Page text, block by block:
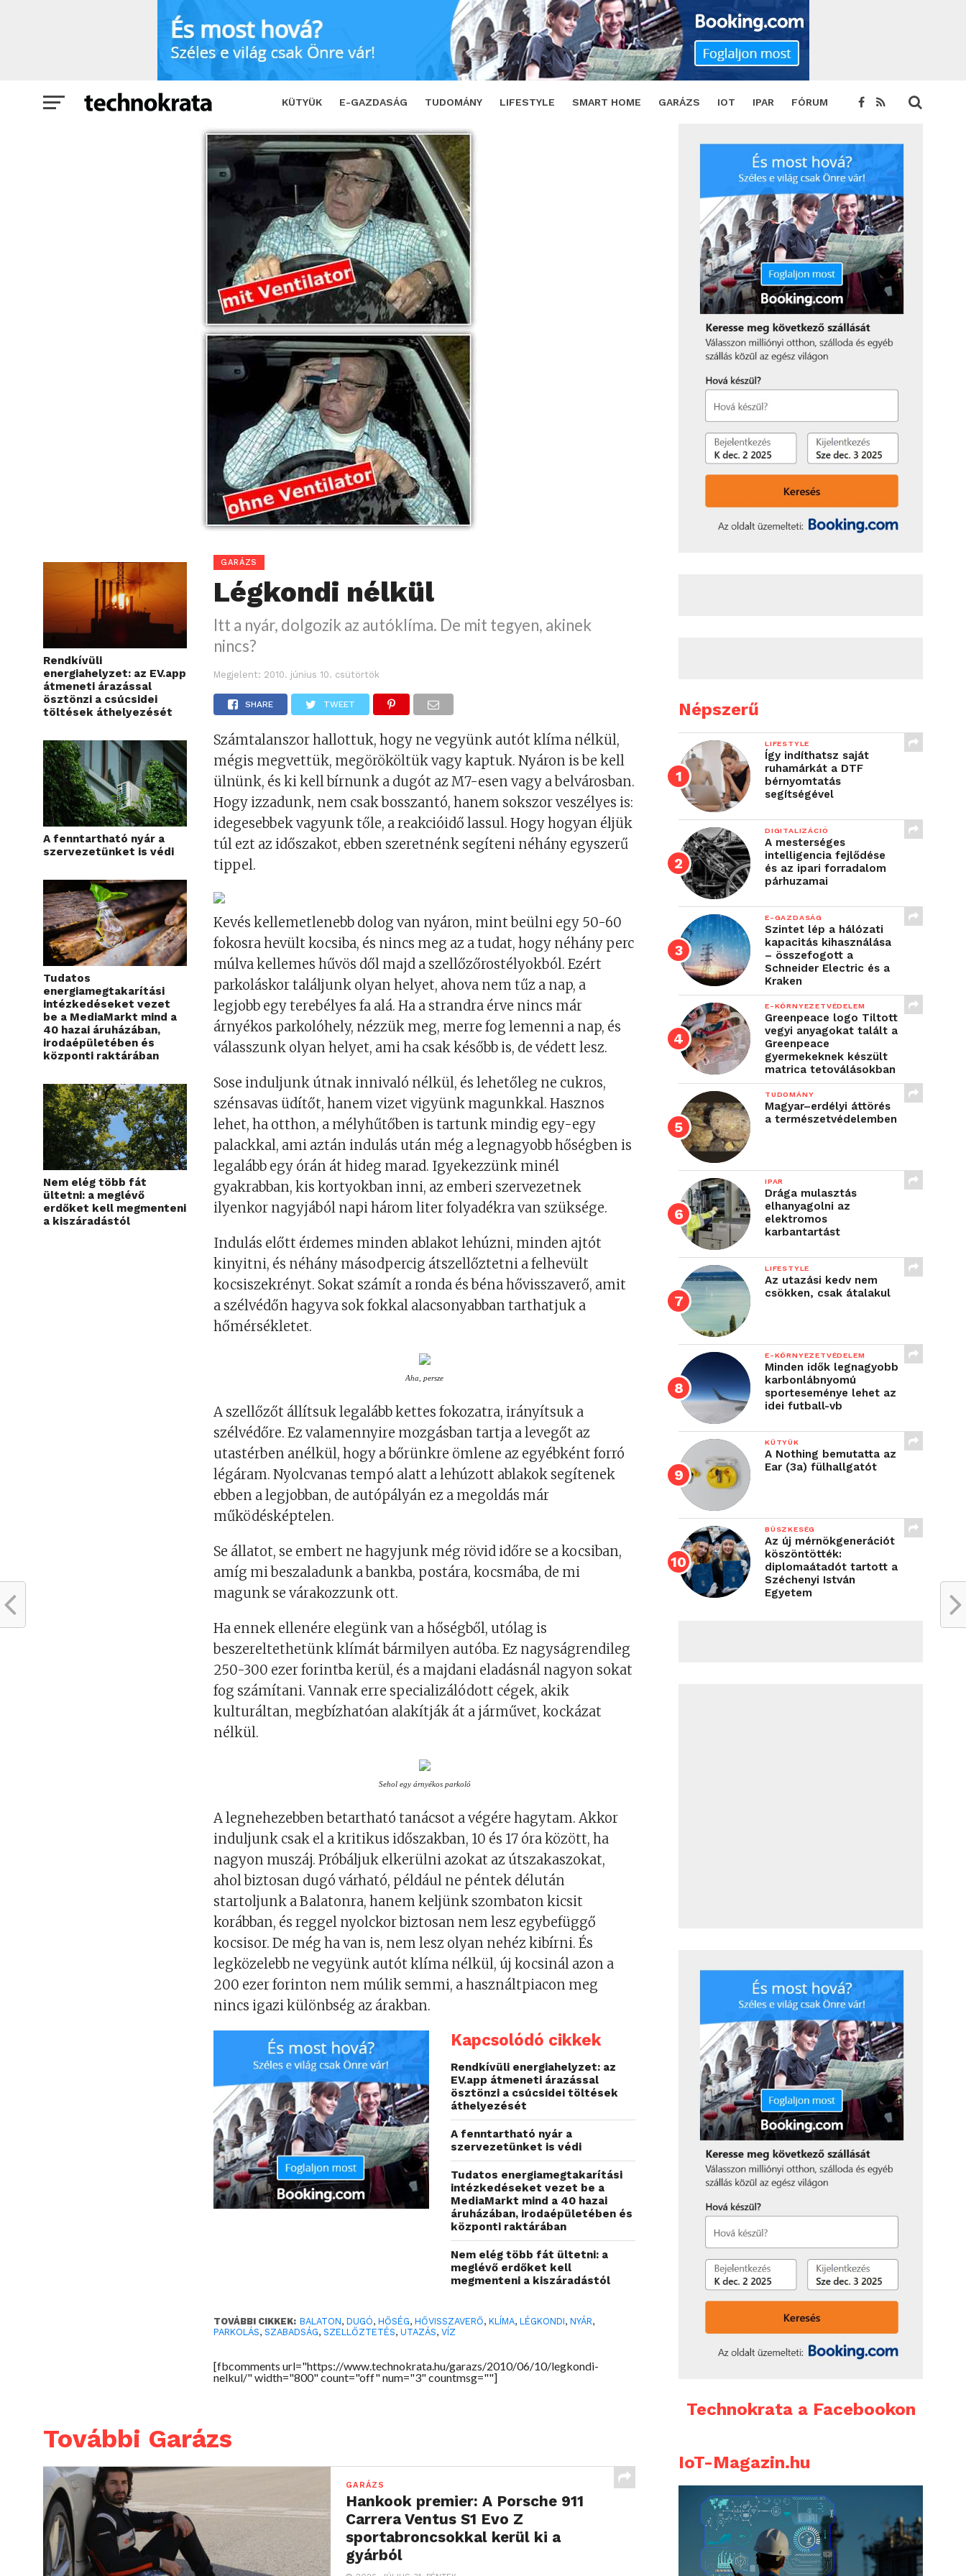
KÜTYÜK E-GAZDASÁG TUDOMÁNY LIFESTYLE SMART HOME GARÁZS IOT IPAR FÓRUM
SHARE TWEET
Rendkívüli
energiahelyzet: az EV.app
átmeneti árazással
ösztönzi a csúcsidei
töltések áthelyezését
A fenntartható nyár a
szervezetünket is védi
Tudatos
energiamegtakarítási
intézkedéseket vezet
be a MediaMarkt mind a
40 hazai áruházában,
irodaépületében és
központi raktárában
Nem elég több fát
ültetni: a meglévő
erdőket kell megmenteni
a kiszáradástól
GARÁZS
Légkondi nélkül
Itt a nyár, dolgozik az autóklíma. De mit tegyen, akinek
nincs?
Megjelent: 2010. június 10. csütörtök
SHARE TWEET
Számtalanszor hallottuk, hogy ne vegyünk autót klíma nélkül,
mégis megvettük, megörököltük vagy kaptuk. Nyáron is be kell
ülnünk, és ki kell bírnunk a dugót az M7-esen vagy a belvárosban.
Hogy izzadunk, nem csak bosszantó, hanem sokszor veszélyes is:
idegesebbek vagyunk tőle, a reakcióidő lassul. Hogy hogyan éljük
túl ezt az időszakot, ebben szeretnénk segíteni néhány egyszerű
tippel.
Kevés kellemetlenebb dolog van nyáron, mint beülni egy 50-60
fokosra hevült kocsiba, és nincs meg az a tudat, hogy néhány perc
múlva kellemes hűvös dől majd a szellőzőrostélyokból. Ezért
parkoláskor találjunk olyan helyet, ahova nem tűz a nap, a
legjobb egy terebélyes fa alá. Ha a strandra érve nincs már
árnyékos parkolóhely, nézzük meg, merre fog lemenni a nap, és
válasszunk olyan helyet, ami ha csak később is, de védett lesz.
Sose induljunk útnak innivaló nélkül, és lehetőleg ne cukros,
szénsavas üdítőt, hanem vizet vigyünk magunkkal. Hasznos
lehet, ha otthon, a mélyhűtőben is tartunk mindig egy-egy
palackkal, ami aztán indulás után még a legnagyobb hőségben is
legalább egy órán át hideg marad. Igyekezzünk minél
gyakrabban, kis kortyokban inni, az emberi szervezetnek
ilyenkor nagyjából napi három liter folyadékra van szüksége.
Indulás előtt érdemes minden ablakot lehúzni, minden ajtót
kinyitni, és néhány másodpercig átszellőztetni a felhevült
kocsiszekrényt. Sokat számít a ronda és béna hővisszaverő, amit
a szélvédőn hagyva sok fokkal alacsonyabban tarthatjuk a
hőmérsékletet.
Aha, persze
A szellőzőt állítsuk legalább kettes fokozatra, irányítsuk a
szélvédőre. Ez valamennyire mozgásban tartja a levegőt az
utastérben anélkül, hogy a bőrünkre ömlene az egyébként forró
légáram. Nyolcvanas tempó alatt a lehúzott ablakok segítenek
ebben a legjobban, de autópályán ez a megoldás már
működésképtelen.
Se állatot, se embert ne hagyjunk még rövid időre se a kocsiban,
amíg mi beszaladunk a bankba, postára, kocsmába, de mi
magunk se várakozzunk ott.
Ha ennek ellenére elegünk van a hőségből, utólag is
beszereltethetünk klímát bármilyen autóba. Ez nagyságrendileg
250-300 ezer forintba kerül, és a majdani eladásnál nagyon sokat
fog számítani. Vannak erre specializálódott cégek, akik
kulturáltan, megbízhatóan alakítják át a járművet, kockázat
nélkül.
Sehol egy árnyékos parkoló
A legnehezebben betartható tanácsot a végére hagytam. Akkor
induljunk csak el a kritikus időszakban, 10 és 17 óra között, ha
nagyon muszáj. Próbáljuk elkerülni azokat az útszakaszokat,
ahol biztosan dugó várható, például ne péntek délután
startoljunk a Balatonra, hanem keljünk szombaton kicsit
korábban, és reggel nyolckor biztosan nem lesz egybefüggő
kocsisor. De még ha van is, nem lesz olyan nehéz kibírni. És
legközelebb ne vegyünk autót klíma nélkül, új kocsinál azon a
200 ezer forinton nem múlik semmi, a használtpiacon meg
nincs igazi különbség az árakban.
Kapcsolódó cikkek
Rendkívüli energiahelyzet: az
EV.app átmeneti árazással
ösztönzi a csúcsidei töltések
áthelyezését
A fenntartható nyár a
szervezetünket is védi
Tudatos energiamegtakarítási
intézkedéseket vezet be a
MediaMarkt mind a 40 hazai
áruházában, irodaépületében és
központi raktárában
Nem elég több fát ültetni: a
meglévő erdőket kell
megmenteni a kiszáradástól
TOVÁBBI CIKKEK: BALATON,DUGÓ,HŐSÉG,HŐVISSZAVERŐ,KLÍMA,LÉGKONDI,NYÁR,
PARKOLÁS,SZABADSÁG,SZELLŐZTETÉS,UTAZÁS,VÍZ
[fbcomments url="https://www.technokrata.hu/garazs/2010/06/10/legkondi-
nelkul/" width="800" count="off" num="3" countmsg=""]
További Garázs
GARÁZS
Hankook premier: A Porsche 911
Carrera Ventus S1 Evo Z
sportabroncsokkal kerül ki a
gyárból
Népszerű
LIFESTYLE
Így indíthatsz saját
ruhamárkát a DTF
bérnyomtatás
segítségével
DIGITALIZÁCIÓ
A mesterséges
intelligencia fejlődése
és az ipari forradalom
párhuzamai
E-GAZDASÁG
Szintet lép a hálózati
kapacitás kihasználása
– összefogott a
Schneider Electric és a
Kraken
E-KÖRNYEZETVÉDELEM
Greenpeace logo Tiltott
vegyi anyagokat talált a
Greenpeace
gyermekeknek készült
matrica tetoválásokban
TUDOMÁNY
Magyar–erdélyi áttörés
a természetvédelemben
IPAR
Drága mulasztás
elhanyagolni az
elektromos
karbantartást
LIFESTYLE
Az utazási kedv nem
csökken, csak átalakul
E-KÖRNYEZETVÉDELEM
Minden idők legnagyobb
karbonlábnyomú
sporteseménye lehet az
idei futball-vb
KÜTYÜK
A Nothing bemutatta az
Ear (3a) fülhallgatót
BÜSZKESÉG
Az új mérnökgenerációt
köszöntötték:
diplomaátadót tartott a
Széchenyi István
Egyetem
Technokrata a Facebookon
IoT-Magazin.hu